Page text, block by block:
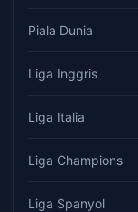
Piala Dunia
Liga Inggris
Liga Italia
Liga Champions
Liga Spanyol